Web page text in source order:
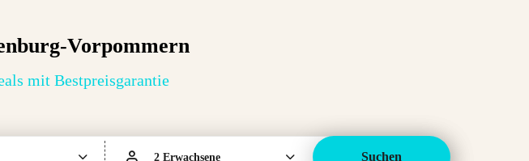
Vorpommern
mit Bestpreisgarantie
2 Erwachsene Suchen